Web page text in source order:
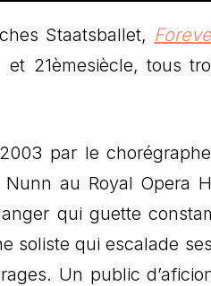
Staatsballet,
21èmesiècle, tous
par le chorégraphe
au Royal Opera
qui guette
soliste qui escalade
Un public